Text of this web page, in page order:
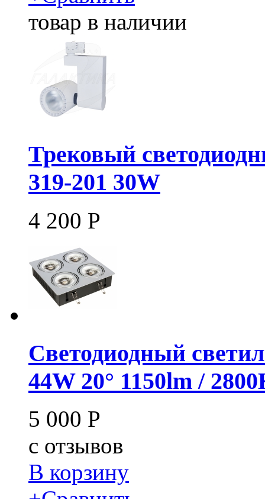
товар в наличии
Трековый
319-201 30W
4 200 Р
Светодиодный
44W 20° 1150lm /
5 000 Р
c отзывов
В корзину